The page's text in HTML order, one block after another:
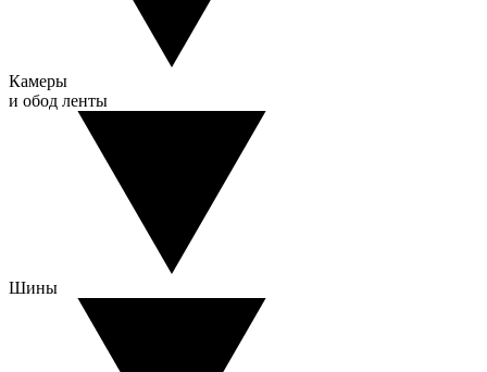
Камеры
и обод ленты
Шины